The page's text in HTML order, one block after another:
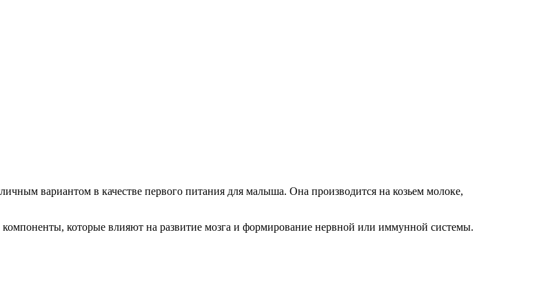
вариантом в качестве первого питания для малыша. Она производится на козьем молоке,
которые влияют на развитие мозга и формирование нервной или иммунной системы.